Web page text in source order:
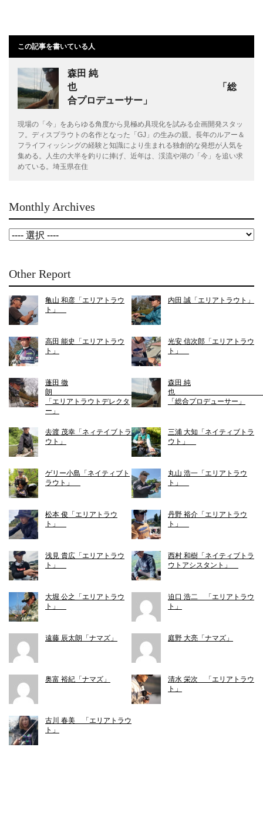
この記事を書いている人
森田 純
也 「総
合プロデューサー」
現場の「今」をあらゆる角度から見極め具現化を試みる企画開発スタッ
フ。ディスプラウトの名作となった「GJ」の生みの親。長年のルアー＆
フライフィッシングの経験と知識により生まれる独創的な発想が人気を
集める。人生の大半を釣りに捧げ、近年は、渓流や湖の「今」を追い求
めている。埼玉県在住
Monthly Archives
Other Report
亀山 和彦「エリアトラウ
ト」
内田 誠「エリアトラウト」
高田 能史「エリアトラウ
ト」
光安 信次郎「エリアトラウ
ト」
蓬田 徹
朗
「エリアトラウトデレクタ
ー」
森田 純
「総合プロデューサー」
去渡 茂幸「ネィテイブトラ
ウト」
三浦 大知「ネイティブトラ
ウト」
ゲリー小島「ネイティブト
ラウト」
丸山 浩一「エリアトラウ
ト」
松本 俊「エリアトラウ
ト」
丹野 裕介「エリアトラウ
ト」
浅見 貴広「エリアトラウ
ト」
西村 和樹「ネイティブトラ
ウトアシスタント」
大堀 公之「エリアトラウ
ト」
迫口 浩二 「エリアトラウ
ト」
遠藤 辰太朗「ナマズ」 庭野 大亮「ナマズ」
奥富 裕紀「ナマズ」
清水 栄次 「エリアトラウ
ト」
古川 春美 「エリアトラウ
ト」